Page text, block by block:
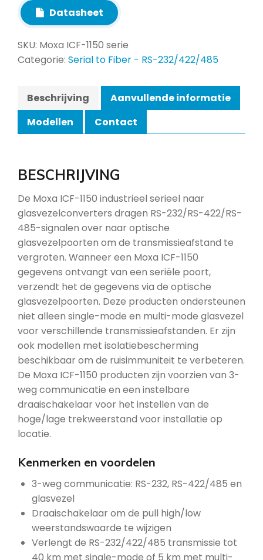
Datasheet
SKU: Moxa ICF-1150 serie
Categorie: Serial to Fiber - RS-232/422/485
Beschrijving
Aanvullende informatie
Modellen
Contact
BESCHRIJVING
De Moxa ICF-1150 industrieel serieel naar
glasvezelconverters dragen RS-232/RS-422/RS-
485-signalen over naar optische
glasvezelpoorten om de transmissieafstand te
vergroten. Wanneer een Moxa ICF-1150
gegevens ontvangt van een seriële poort,
verzendt het de gegevens via de optische
glasvezelpoorten. Deze producten ondersteunen
niet alleen single-mode en multi-mode glasvezel
voor verschillende transmissieafstanden. Er zijn
ook modellen met isolatiebescherming
beschikbaar om de ruisimmuniteit te verbeteren.
De Moxa ICF-1150 producten zijn voorzien van 3-
weg communicatie en een instelbare
draaischakelaar voor het instellen van de
hoge/lage trekweerstand voor installatie op
locatie.
Kenmerken en voordelen
3-weg communicatie: RS-232, RS-422/485 en
glasvezel
Draaischakelaar om de pull high/low
weerstandswaarde te wijzigen
Verlengt de RS-232/422/485 transmissie tot